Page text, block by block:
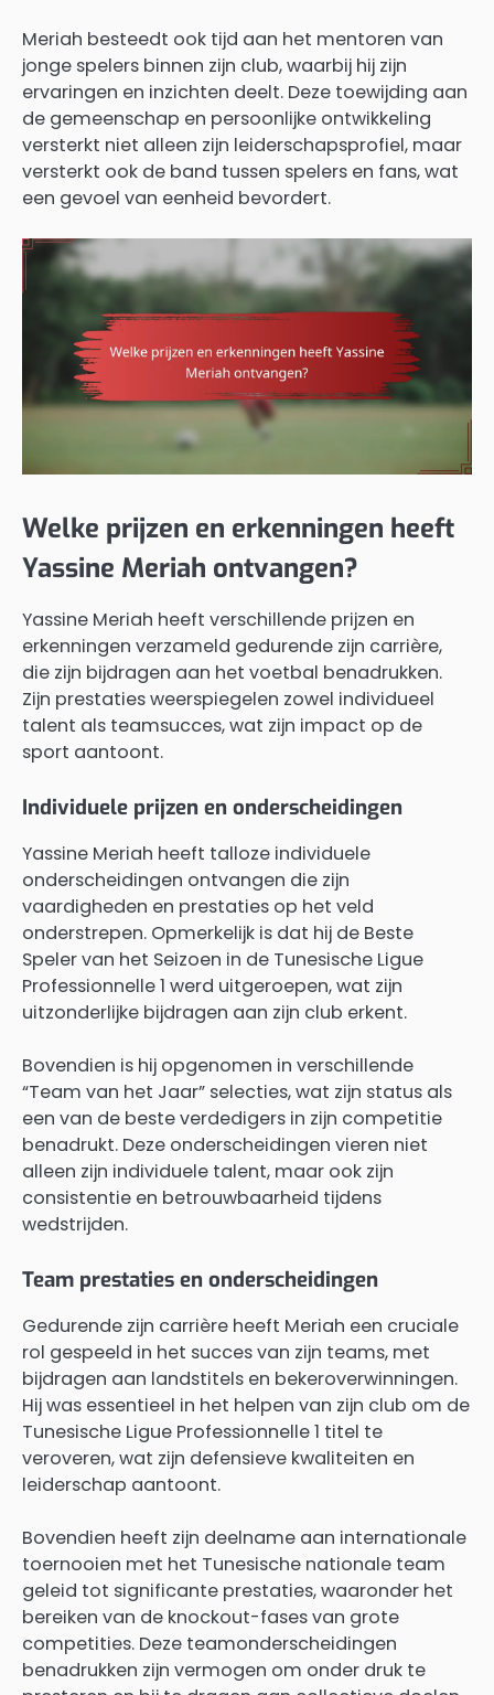
Meriah besteedt ook tijd aan het mentoren van
jonge spelers binnen zijn club, waarbij hij zijn
ervaringen en inzichten deelt. Deze toewijding aan
de gemeenschap en persoonlijke ontwikkeling
versterkt niet alleen zijn leiderschapsprofiel, maar
versterkt ook de band tussen spelers en fans, wat
een gevoel van eenheid bevordert.
Welke prijzen en erkenningen heeft
Yassine Meriah ontvangen?
Yassine Meriah heeft verschillende prijzen en
erkenningen verzameld gedurende zijn carrière,
die zijn bijdragen aan het voetbal benadrukken.
Zijn prestaties weerspiegelen zowel individueel
talent als teamsucces, wat zijn impact op de
sport aantoont.
Individuele prijzen en onderscheidingen
Yassine Meriah heeft talloze individuele
onderscheidingen ontvangen die zijn
vaardigheden en prestaties op het veld
onderstrepen. Opmerkelijk is dat hij de Beste
Speler van het Seizoen in de Tunesische Ligue
Professionnelle 1 werd uitgeroepen, wat zijn
uitzonderlijke bijdragen aan zijn club erkent.
Bovendien is hij opgenomen in verschillende
“Team van het Jaar” selecties, wat zijn status als
een van de beste verdedigers in zijn competitie
benadrukt. Deze onderscheidingen vieren niet
alleen zijn individuele talent, maar ook zijn
consistentie en betrouwbaarheid tijdens
wedstrijden.
Team prestaties en onderscheidingen
Gedurende zijn carrière heeft Meriah een cruciale
rol gespeeld in het succes van zijn teams, met
bijdragen aan landstitels en bekeroverwinningen.
Hij was essentieel in het helpen van zijn club om de
Tunesische Ligue Professionnelle 1 titel te
veroveren, wat zijn defensieve kwaliteiten en
leiderschap aantoont.
Bovendien heeft zijn deelname aan internationale
toernooien met het Tunesische nationale team
geleid tot significante prestaties, waaronder het
bereiken van de knockout-fases van grote
competities. Deze teamonderscheidingen
benadrukken zijn vermogen om onder druk te